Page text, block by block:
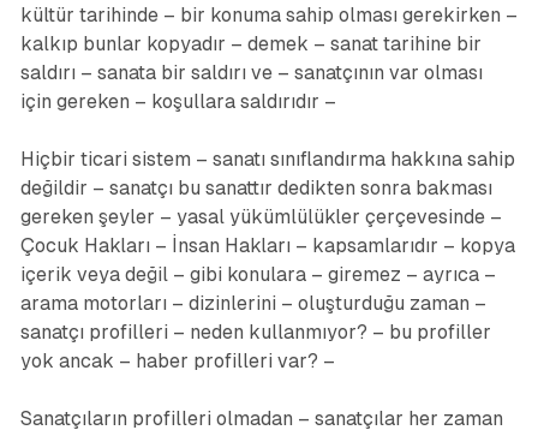
kültür tarihinde – bir konuma sahip olması gerekirken –
kalkıp bunlar kopyadır – demek – sanat tarihine bir
saldırı – sanata bir saldırı ve – sanatçının var olması
için gereken – koşullara saldırıdır –
Hiçbir ticari sistem – sanatı sınıflandırma hakkına sahip
değildir – sanatçı bu sanattır dedikten sonra bakması
gereken şeyler – yasal yükümlülükler çerçevesinde –
Çocuk Hakları – İnsan Hakları – kapsamlarıdır – kopya
içerik veya değil – gibi konulara – giremez – ayrıca –
arama motorları – dizinlerini – oluşturduğu zaman –
sanatçı profilleri – neden kullanmıyor? – bu profiller
yok ancak – haber profilleri var? –
Sanatçıların profilleri olmadan – sanatçılar her zaman